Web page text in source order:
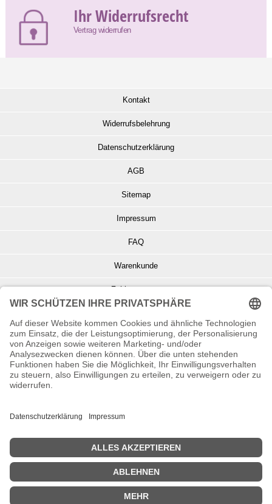
Ihr Widerrufsrecht
Vertrag widerrufen
Kontakt
Widerrufsbelehrung
Datenschutzerklärung
AGB
Sitemap
Impressum
FAQ
Warenkunde
Zahlungsarten
Info zu Elektro- u. Elektronikgeräten
Batterieentsorgung
Informationen zur Echtheit von Kundenbewertungen
© Copyright 2026 Wohnambiente-Shop